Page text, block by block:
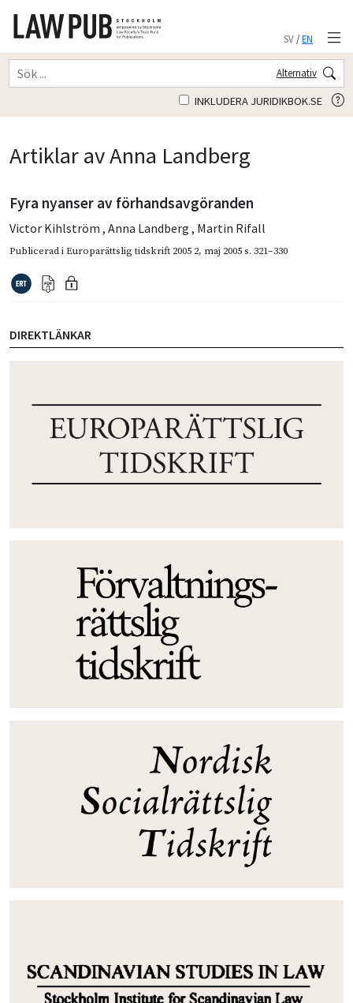
SV/EN
Alternativ
INKLUDERA JURIDIKBOK.SE
Artiklar av Anna Landberg
Fyra nyanser av förhandsavgöranden
Victor Kihlström , Anna Landberg , Martin Rifall
Publicerad iEuroparättslig tidskrift 2005 2, maj 2005s. 321–330
DIREKTLÄNKAR